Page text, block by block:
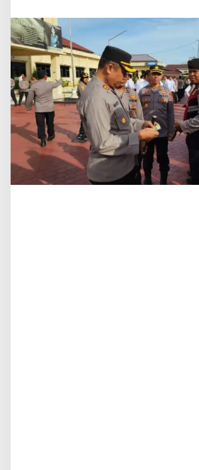
Sarana
Operasional